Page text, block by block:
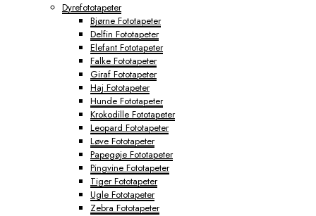
Dyrefototapeter
Bjørne Fototapeter
Delfin Fototapeter
Elefant Fototapeter
Falke Fototapeter
Giraf Fototapeter
Haj Fototapeter
Hunde Fototapeter
Krokodille Fototapeter
Leopard Fototapeter
Løve Fototapeter
Papegøje Fototapeter
Pingvine Fototapeter
Tiger Fototapeter
Ugle Fototapeter
Zebra Fototapeter